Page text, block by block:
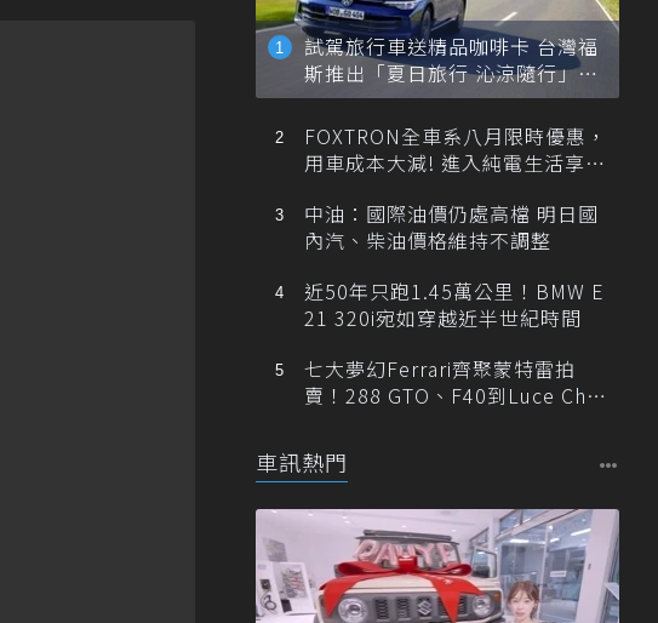
試駕旅行車送精品咖啡卡 台灣福
斯推出「夏日旅行 沁涼隨行」活
動
FOXTRON全車系八月限時優惠，
用車成本大減! 進入純電生活享
中油：國際油價仍處高檔 明日國
內汽、柴油價格維持不調整
近50年只跑1.45萬公里！BMW E
21 320i宛如穿越近半世紀時間
七大夢幻Ferrari齊聚蒙特雷拍
賣！288 GTO、F40到Luce Cha
車訊熱門